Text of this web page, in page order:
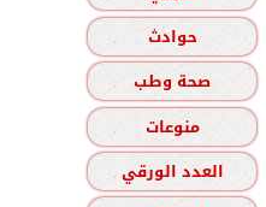
حوادث
صحة وطب
منوعات
العدد الورقي